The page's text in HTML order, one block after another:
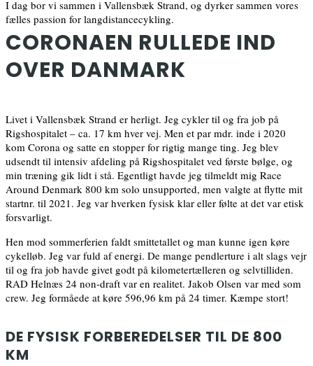
I dag bor vi sammen i Vallensbæk Strand, og dyrker sammen vores
fælles passion for langdistancecykling.
CORONAEN RULLEDE IND
OVER DANMARK
Livet i Vallensbæk Strand er herligt. Jeg cykler til og fra job på
Rigshospitalet – ca. 17 km hver vej. Men et par mdr. inde i 2020
kom Corona og satte en stopper for rigtig mange ting. Jeg blev
udsendt til intensiv afdeling på Rigshospitalet ved første bølge, og
min træning gik lidt i stå. Egentligt havde jeg tilmeldt mig Race
Around Denmark 800 km solo unsupported, men valgte at flytte mit
startnr. til 2021. Jeg var hverken fysisk klar eller følte at det var etisk
forsvarligt.
Hen mod sommerferien faldt smittetallet og man kunne igen køre
cykelløb. Jeg var fuld af energi. De mange pendlerture i alt slags vejr
til og fra job havde givet godt på kilometertælleren og selvtilliden.
RAD Helnæs 24 non-draft var en realitet. Jakob Olsen var med som
crew. Jeg formåede at køre 596,96 km på 24 timer. Kæmpe stort!
DE FYSISK FORBEREDELSER TIL DE 800
KM